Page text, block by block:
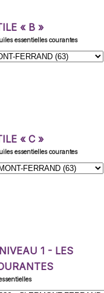
« B »
essentielles courantes
« C »
essentielles courantes
1 - LES